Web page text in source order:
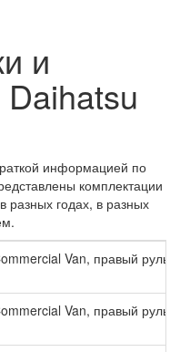
и
информацией по
комплектации
годах, в разных
Van, правый руль
Van, правый руль